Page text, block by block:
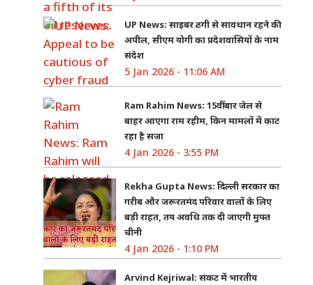
UP News: साइबर ठगी से सावधान रहने की
अपील, सीएम योगी का प्रदेशवासियों के नाम
संदेश
5 Jan 2026 - 11:06 AM
Ram Rahim News: 15वीं बार जेल से
बाहर आएगा राम रहीम, किन मामलों में काट
रहा है सजा
4 Jan 2026 - 3:55 PM
Rekha Gupta News: दिल्ली सरकार का
गरीब और जरूरतमंद परिवार वालों के लिए
बड़ी राहत, तय अवधि तक दी जाएगी मुफ्त
चीनी
4 Jan 2026 - 1:10 PM
Arvind Kejriwal: संकट में भारतीय